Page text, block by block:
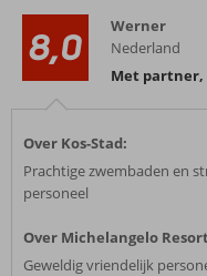
8,0
Werner
Nederland
Met partner,
Over Kos-Stad:
Prachtige zwembaden en
personeel
Over Michelangelo
Geweldig vriendelijk